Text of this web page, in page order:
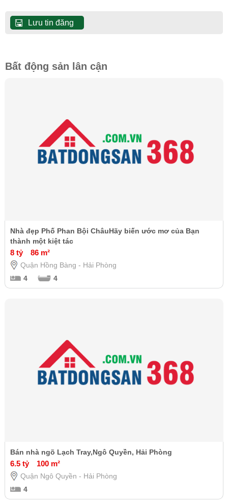
Lưu tin đăng
Bất động sản lân cận
Nhà đẹp Phố Phan Bội ChâuHãy biến ước mơ của Bạn
thành một kiệt tác
8 tỷ 86 m²
Quận Hồng Bàng - Hải Phòng
4
4
Bán nhà ngõ Lạch Tray,Ngô Quyền, Hải Phòng
6.5 tỷ 100 m²
Quận Ngô Quyền - Hải Phòng
4